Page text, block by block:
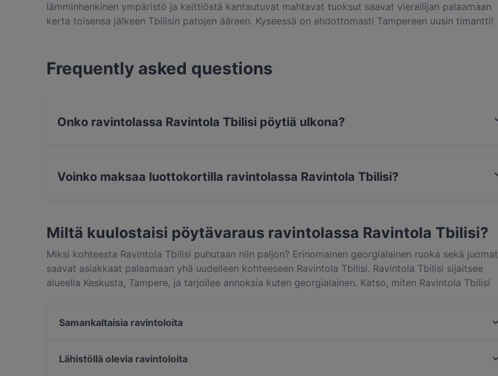
lämminhenkinen ympäristö ja keittiöstä kantautuvat mahtavat tuoksut saavat vierailijan palaamaan
kerta toisensa jälkeen Tbilisin patojen ääreen. Kyseessä on ehdottomasti Tampereen uusin timantti!
Frequently asked questions
Onko ravintolassa Ravintola Tbilisi pöytiä ulkona?
Voinko maksaa luottokortilla ravintolassa Ravintola Tbilisi?
Miltä kuulostaisi pöytävaraus ravintolassa Ravintola Tbilisi?
Miksi kohteesta Ravintola Tbilisi puhutaan niin paljon? Erinomainen georgialainen ruoka sekä juomat
saavat asiakkaat palaamaan yhä uudelleen kohteeseen Ravintola Tbilisi. Ravintola Tbilisi sijaitsee
alueella Keskusta, Tampere, ja tarjoilee annoksia kuten georgialainen. Katso, miten Ravintola Tbilisi
Samankaltaisia ravintoloita
Ravintola Ohranjyvä
Lähistöllä olevia ravintoloita